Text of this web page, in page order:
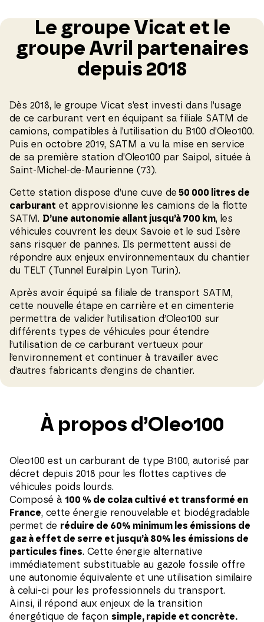
Le groupe Vicat et le
groupe Avril partenaires
depuis 2018
Dès 2018, le groupe Vicat s’est investi dans l’usage
de ce carburant vert en équipant sa filiale SATM de
camions, compatibles à l’utilisation du B100 d’Oleo100.
Puis en octobre 2019, SATM a vu la mise en service
de sa première station d’Oleo100 par Saipol, située à
Saint-Michel-de-Maurienne (73).
Cette station dispose d’une cuve de 50 000 litres de
carburant et approvisionne les camions de la flotte
SATM. D’une autonomie allant jusqu’à 700 km, les
véhicules couvrent les deux Savoie et le sud Isère
sans risquer de pannes. Ils permettent aussi de
répondre aux enjeux environnementaux du chantier
du TELT (Tunnel Euralpin Lyon Turin).
Après avoir équipé sa filiale de transport SATM,
cette nouvelle étape en carrière et en cimenterie
permettra de valider l’utilisation d’Oleo100 sur
différents types de véhicules pour étendre
l’utilisation de ce carburant vertueux pour
l’environnement et continuer à travailler avec
d’autres fabricants d’engins de chantier.
À propos d’Oleo100
Oleo100 est un carburant de type B100, autorisé par
décret depuis 2018 pour les flottes captives de
véhicules poids lourds.
Composé à 100 % de colza cultivé et transformé en
France, cette énergie renouvelable et biodégradable
permet de réduire de 60% minimum les émissions de
gaz à effet de serre et jusqu’à 80% les émissions de
particules fines. Cette énergie alternative
immédiatement substituable au gazole fossile offre
une autonomie équivalente et une utilisation similaire
à celui-ci pour les professionnels du transport.
Ainsi, il répond aux enjeux de la transition
énergétique de façon simple, rapide et concrète.